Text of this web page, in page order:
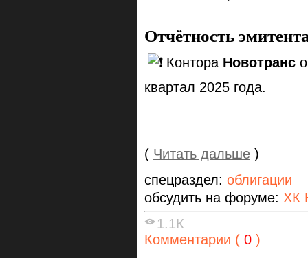
Отчётность
️Контора Новотранс
квартал 2025 года.
( Читать дальше )
спецраздел: облигации
обсудить на форуме: ХК
1.1К
Комментарии ( 0 )